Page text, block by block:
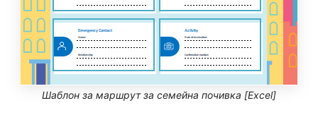
Шаблон за маршрут за семейна почивка [Excel]